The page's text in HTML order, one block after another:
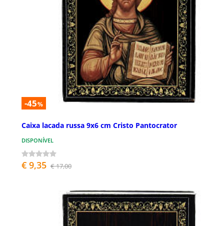
-45%
Caixa lacada russa 9x6 cm Cristo Pantocrator
DISPONÍVEL
€ 9,35 € 17,00